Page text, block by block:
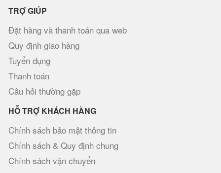
TRỢ GIÚP
Đặt hàng và thanh toán qua web
Quy định giao hàng
Tuyển dụng
Thanh toán
Câu hỏi thường gặp
HỖ TRỢ KHÁCH HÀNG
Chính sách bảo mật thông tin
Chính sách & Quy định chung
Chính sách vận chuyển